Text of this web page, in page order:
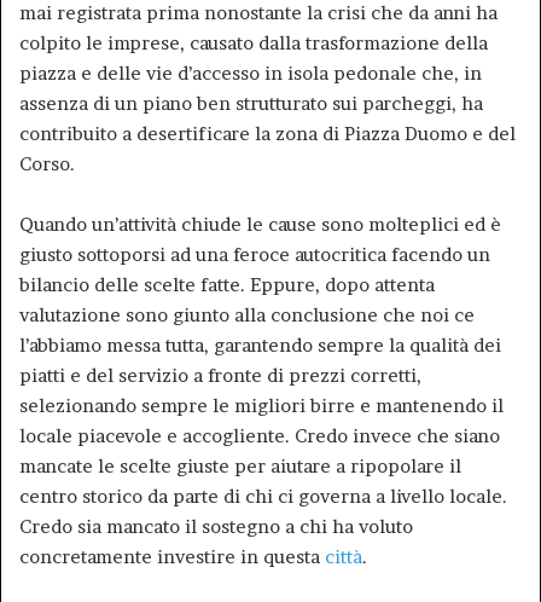
mai registrata prima nonostante la crisi che da anni ha
colpito le imprese, causato dalla trasformazione della
piazza e delle vie d’accesso in isola pedonale che, in
assenza di un piano ben strutturato sui parcheggi, ha
contribuito a desertificare la zona di Piazza Duomo e del
Corso.
Quando un’attività chiude le cause sono molteplici ed è
giusto sottoporsi ad una feroce autocritica facendo un
bilancio delle scelte fatte. Eppure, dopo attenta
valutazione sono giunto alla conclusione che noi ce
l’abbiamo messa tutta, garantendo sempre la qualità dei
piatti e del servizio a fronte di prezzi corretti,
selezionando sempre le migliori birre e mantenendo il
locale piacevole e accogliente. Credo invece che siano
mancate le scelte giuste per aiutare a ripopolare il
centro storico da parte di chi ci governa a livello locale.
Credo sia mancato il sostegno a chi ha voluto
concretamente investire in questa città.